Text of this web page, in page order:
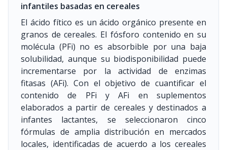
infantiles basadas en cereales
El ácido fítico es un ácido orgánico presente en
granos de cereales. El fósforo contenido en su
molécula (PFi) no es absorbible por una baja
solubilidad, aunque su biodisponibilidad puede
incrementarse por la actividad de enzimas
fitasas (AFi). Con el objetivo de cuantificar el
contenido de PFi y AFi en suplementos
elaborados a partir de cereales y destinados a
infantes lactantes, se seleccionaron cinco
fórmulas de amplia distribución en mercados
locales, identificadas de acuerdo a los cereales